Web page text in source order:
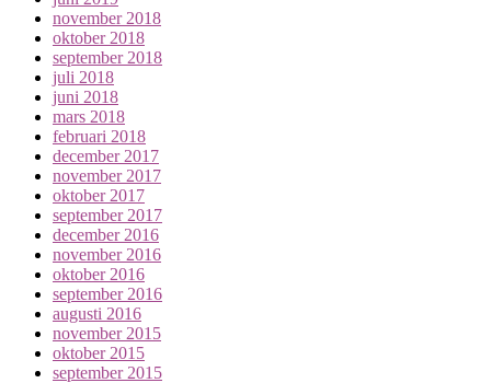
november 2018
oktober 2018
september 2018
juli 2018
juni 2018
mars 2018
februari 2018
december 2017
november 2017
oktober 2017
september 2017
december 2016
november 2016
oktober 2016
september 2016
augusti 2016
november 2015
oktober 2015
september 2015